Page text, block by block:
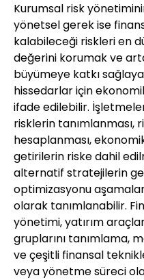
Kurumsal risk
yönetsel gerek ise
kalabileceği riskleri en
değerini korumak ve
büyümeye katkı
hissedarlar için
ifade edilebilir.
risklerin tanımlanması,
hesaplanması,
getirilerin riske dahil
alternatif stratejilerin
optimizasyonu
olarak tanımlanabilir.
yönetimi, yatırım
gruplarını tanımlama,
ve çeşitli finansal
veya yönetme süreci